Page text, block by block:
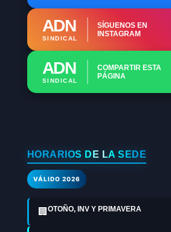
ADN
SINDICAL
SÍGUENOS EN
INSTAGRAM
ADN
SINDICAL
COMPARTIR ESTA
PÁGINA
HORARIOS DE LA SEDE
VÁLIDO 2026
🏢 OTOÑO, INV Y PRIMAVERA